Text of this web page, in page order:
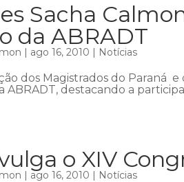
Sacha
da ABRADT
| ago 16, 2010 | Notícias
dos Magistrados do Paraná
ABRADT, destacando a
o XIV
| ago 16, 2010 | Notícias